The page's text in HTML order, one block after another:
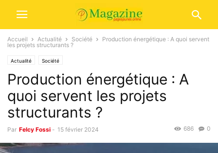
Accueil Actualité Société
Production énergétique : A quoi servent
les projets structurants ?
Actualité Société
Production énergétique : A
quoi servent les projets
structurants ?
Par Felcy Fossi - 15 février 2024 0
686